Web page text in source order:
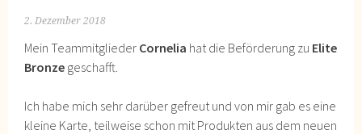
2. Dezember 2018
Mein Teammitglieder Cornelia hat die Beförderung zu Elite
Bronze geschafft.
Ich habe mich sehr darüber gefreut und von mir gab es eine
kleine Karte, teilweise schon mit Produkten aus dem neuen